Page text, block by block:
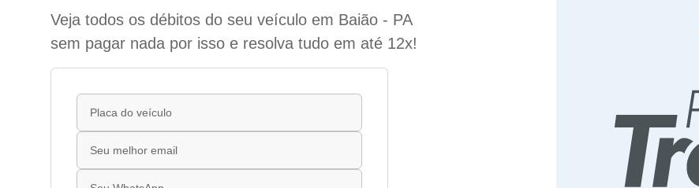
Veja todos os débitos do seu veículo em Baião - PA
sem pagar nada por isso e resolva tudo em até 12x!